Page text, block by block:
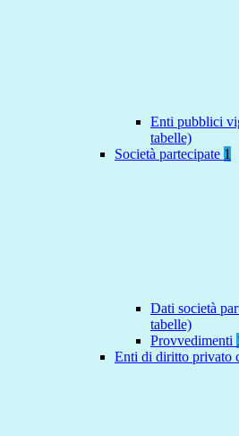
Enti pubblici
tabelle)
Società partecipate 1
Dati società
tabelle)
Provvedimenti
Enti di diritto privato